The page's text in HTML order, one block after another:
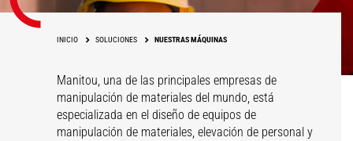
INICIO SOLUCIONES NUESTRAS MÁQUINAS
Manitou, una de las principales empresas de
manipulación de materiales del mundo, está
especializada en el diseño de equipos de
manipulación de materiales, elevación de personal y